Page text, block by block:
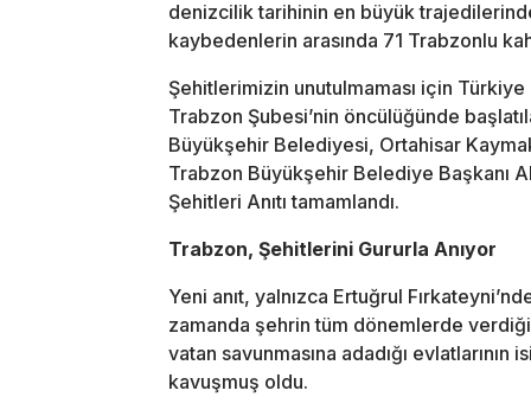
denizcilik tarihinin en büyük
kaybedenlerin arasında 71 Trabzonlu
Şehitlerimizin unutulmaması için
Trabzon Şubesi’nin öncülüğünde
Büyükşehir Belediyesi, Ortahisar
Trabzon Büyükşehir Belediye Başkanı
Şehitleri Anıtı tamamlandı.
Trabzon, Şehitlerini Gururla Anıyor
Yeni anıt, yalnızca Ertuğrul
zamanda şehrin tüm dönemlerde
vatan savunmasına adadığı
kavuşmuş oldu.